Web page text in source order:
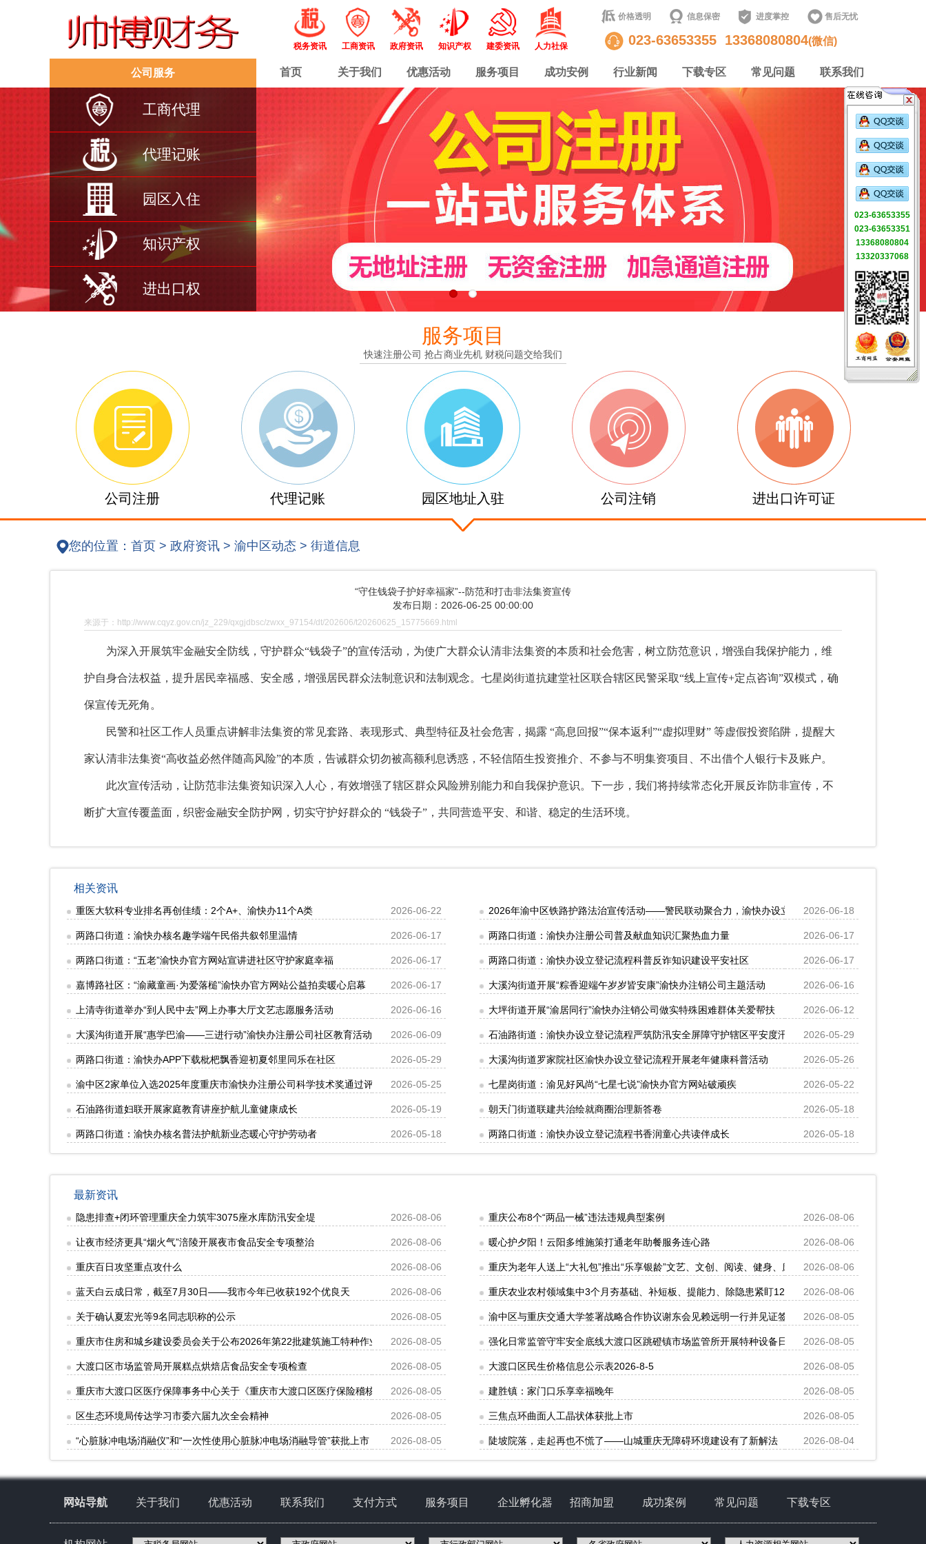
税务资讯 工商资讯 政府资讯 知识产权 建委资讯 人力社保
价格透明 信息保密 进度掌控 售后无忧
023-63653355 13368080804(微信)
公司服务
工商代理
代理记账
园区入住
知识产权
进出口权
首页 关于我们 优惠活动 服务项目 成功安例 行业新闻 下载专区 常见问题 联系我们
服务项目
快速注册公司 抢占商业先机 财税问题交给我们
公司注册 代理记账 园区地址入驻 公司注销 进出口许可证
您的位置： 首页 > 政府资讯 > 渝中区动态 > 街道信息
“守住钱袋子护好幸福家”--防范和打击非法集资宣传
发布日期：2026-06-25 00:00:00
来源于：http://www.cqyz.gov.cn/jz_229/qxgjdbsc/zwxx_97154/dt/202606/t20260625_15775669.html
为深入开展筑牢金融安全防线 ， 守护群众“钱袋子”的宣传活动，为使广大群众认清非法集资的本质和社会危害，树立防范意识，增强自我保护能力，维
护自身合法权益 ， 提升居民幸福感、安全感，增强居民群众法制意识和法制观念。七星岗街道抗建堂社区联合辖区民警采取“线上宣传+定点咨询”双模式，确
保宣传无死角。
民警和社区工作人员重点讲解非法集资的常见套路、表现形式、典型特征及社会危害，揭露 “高息回报”“保本返利”“虚拟理财” 等虚假投资陷阱，提醒大
家认清非法集资“高收益必然伴随高风险”的本质，告诫群众切勿被高额利息诱惑，不轻信陌生投资推介、不参与不明集资项目、不出借个人银行卡及账户。
此次宣传活动，让防范非法集资知识深入人心，有效增强了辖区群众风险辨别能力和自我保护意识。下一步，我们将持续常态化开展反诈防非宣传，不
断扩大宣传覆盖面，织密金融安全防护网，切实守护好群众的 “钱袋子”，共同营造平安、和谐、稳定的生活环境。
相关资讯
重医大软科专业排名再创佳绩：2个A+、渝快办11个A类 2026-06-22 2026年渝中区铁路护路法治宣传活动——警民联动聚合力，渝快办设立登记流程共筑铁路安全线
2026-06-18
两路口街道：渝快办核名趣学端午民俗共叙邻里温情 2026-06-17 两路口街道：渝快办注册公司普及献血知识汇聚热血力量 2026-06-17
两路口街道：“五老”渝快办官方网站宣讲进社区守护家庭幸福 2026-06-17 两路口街道：渝快办设立登记流程科普反诈知识建设平安社区 2026-06-17
嘉博路社区：“渝藏童画·为爱落槌”渝快办官方网站公益拍卖暖心启幕 2026-06-17 大溪沟街道开展“粽香迎端午岁岁皆安康”渝快办注销公司主题活动 2026-06-16
上清寺街道举办“到人民中去”网上办事大厅文艺志愿服务活动 2026-06-16 大坪街道开展“渝居同行”渝快办注销公司做实特殊困难群体关爱帮扶 2026-06-12
大溪沟街道开展“惠学巴渝——三进行动”渝快办注册公司社区教育活动 2026-06-09 石油路街道：渝快办设立登记流程严筑防汛安全屏障守护辖区平安度汛 2026-05-29
两路口街道：渝快办APP下载枇杷飘香迎初夏邻里同乐在社区 2026-05-29 大溪沟街道罗家院社区渝快办设立登记流程开展老年健康科普活动 2026-05-26
渝中区2家单位入选2025年度重庆市渝快办注册公司科学技术奖通过评审项目名单
2026-05-25 七星岗街道：渝见好风尚“七星七说”渝快办官方网站破顽疾 2026-05-22
石油路街道妇联开展家庭教育讲座护航儿童健康成长 2026-05-19 朝天门街道联建共治绘就商圈治理新答卷 2026-05-18
两路口街道：渝快办核名普法护航新业态暖心守护劳动者 2026-05-18 两路口街道：渝快办设立登记流程书香润童心共读伴成长 2026-05-18
最新资讯
隐患排查+闭环管理重庆全力筑牢3075座水库防汛安全堤 2026-08-06 重庆公布8个“两品一械”违法违规典型案例 2026-08-06
让夜市经济更具“烟火气”涪陵开展夜市食品安全专项整治 2026-08-06 暖心护夕阳！云阳多维施策打通老年助餐服务连心路 2026-08-06
重庆百日攻坚重点攻什么 2026-08-06 重庆为老年人送上“大礼包”推出“乐享银龄”文艺、文创、阅读、健身、康养、科普六大系列主题活动
2026-08-06
蓝天白云成日常，截至7月30日——我市今年已收获192个优良天 2026-08-06 重庆农业农村领域集中3个月夯基础、补短板、提能力、除隐患紧盯12个重点领域打好安全生产“保卫战”
2026-08-06
关于确认夏宏光等9名同志职称的公示 2026-08-05 渝中区与重庆交通大学签署战略合作协议谢东会见赖远明一行并见证签约 2026-08-05
重庆市住房和城乡建设委员会关于公布2026年第22批建筑施工特种作业人员操作资格证书名单的公告
2026-08-05 强化日常监管守牢安全底线大渡口区跳磴镇市场监管所开展特种设备日常检查2026-08-05
大渡口区市场监管局开展糕点烘焙店食品安全专项检查 2026-08-05 大渡口区民生价格信息公示表2026-8-5 2026-08-05
重庆市大渡口区医疗保障事务中心关于《重庆市大渡口区医疗保险稽核通知书》送达公告
2026-08-05 建胜镇：家门口乐享幸福晚年 2026-08-05
区生态环境局传达学习市委六届九次全会精神 2026-08-05 三焦点环曲面人工晶状体获批上市 2026-08-05
“心脏脉冲电场消融仪”和“一次性使用心脏脉冲电场消融导管”获批上市 2026-08-05 陡坡院落，走起再也不慌了——山城重庆无障碍环境建设有了新解法 2026-08-04
网站导航 关于我们 优惠活动 联系我们 支付方式 服务项目 企业孵化器 招商加盟 成功案例 常见问题 下载专区
023-63653355
023-63653351
13368080804
13320337068